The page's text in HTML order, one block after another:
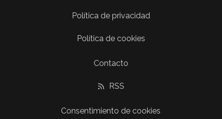
Política de privacidad
Política de cookies
Contacto
RSS
Consentimiento de cookies